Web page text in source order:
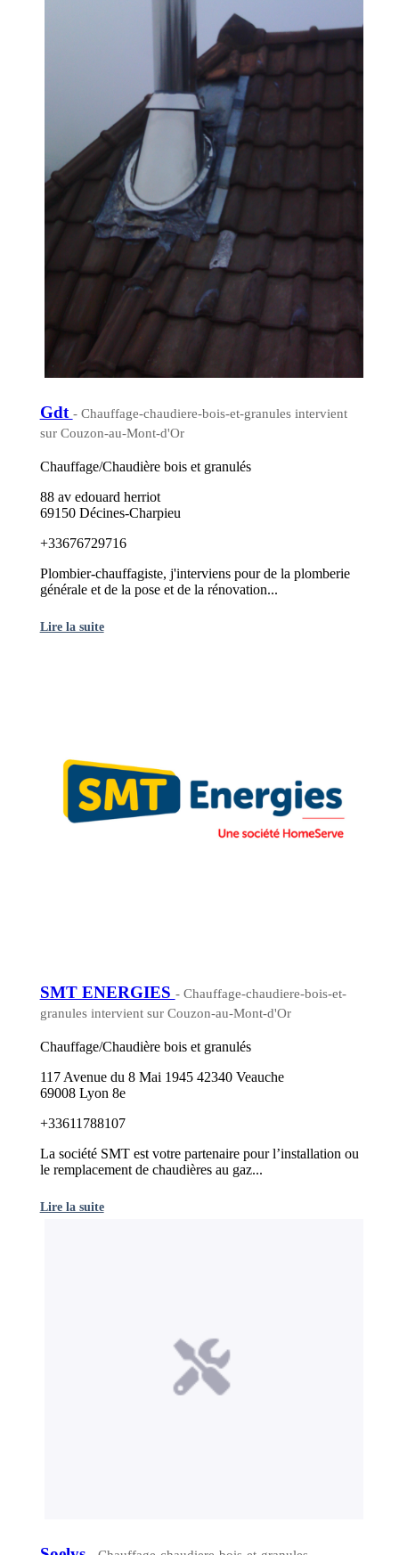
Gdt - Chauffage-chaudiere-bois-et-granules intervient
sur Couzon-au-Mont-d'Or
Chauffage/Chaudière bois et granulés
88 av edouard herriot
69150 Décines-Charpieu
+33676729716
Plombier-chauffagiste, j'interviens pour de la plomberie
générale et de la pose et de la rénovation...
Lire la suite
SMT ENERGIES - Chauffage-chaudiere-bois-et-
granules intervient sur Couzon-au-Mont-d'Or
Chauffage/Chaudière bois et granulés
117 Avenue du 8 Mai 1945 42340 Veauche
69008 Lyon 8e
+33611788107
La société SMT est votre partenaire pour l’installation ou
le remplacement de chaudières au gaz...
Lire la suite